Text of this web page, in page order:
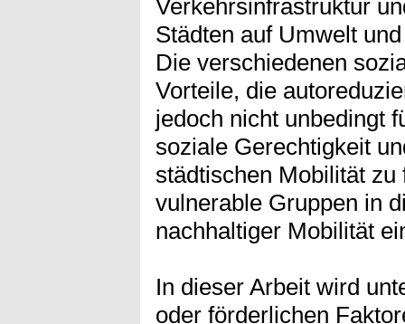
Verkehrsinfrastruktur
Städten auf Umwelt
Die verschiedenen
Vorteile, die
jedoch nicht unbedingt
soziale Gerechtigkeit
städtischen Mobilität
vulnerable Gruppen in
nachhaltiger Mobilität
In dieser Arbeit wird
oder förderlichen